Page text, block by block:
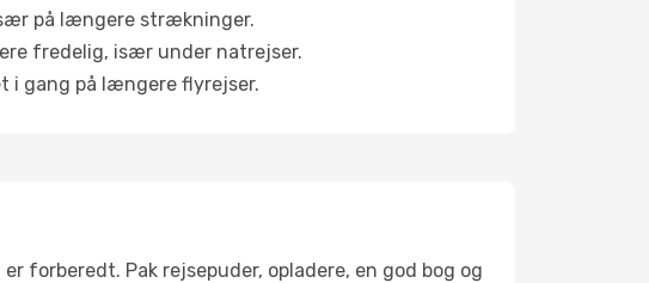
på længere strækninger.
fredelig, især under natrejser.
i gang på længere flyrejser.
forberedt. Pak rejsepuder, opladere, en god bog og